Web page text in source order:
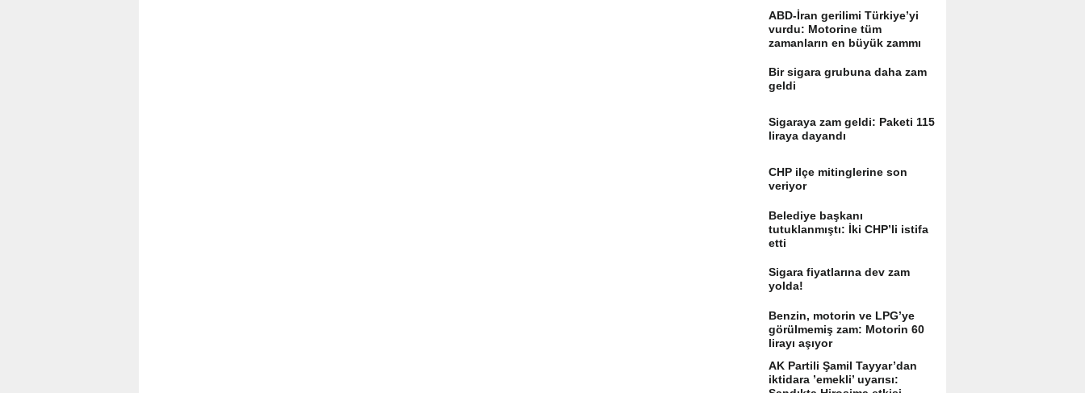
ABD-İran gerilimi Türkiye’yi
vurdu: Motorine tüm
zamanların en büyük zammı
Bir sigara grubuna daha zam
geldi
Sigaraya zam geldi: Paketi 115
liraya dayandı
CHP ilçe mitinglerine son
veriyor
Belediye başkanı
tutuklanmıştı: İki CHP’li istifa
etti
Sigara fiyatlarına dev zam
yolda!
Benzin, motorin ve LPG’ye
görülmemiş zam: Motorin 60
lirayı aşıyor
AK Partili Şamil Tayyar’dan
iktidara ’emekli’ uyarısı: